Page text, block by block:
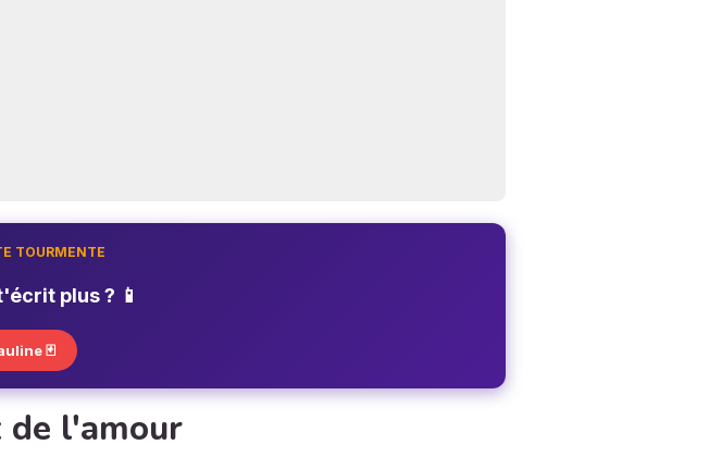
TOURMENTE
plus ? 📱
🃏
de l'amour